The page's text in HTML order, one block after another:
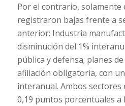
Por el contrario, solamente
registraron bajas frente a
anterior: Industria
disminución del 1%
pública y defensa; planes
afiliación obligatoria, con
interanual. Ambos
0,19 puntos porcentuales a